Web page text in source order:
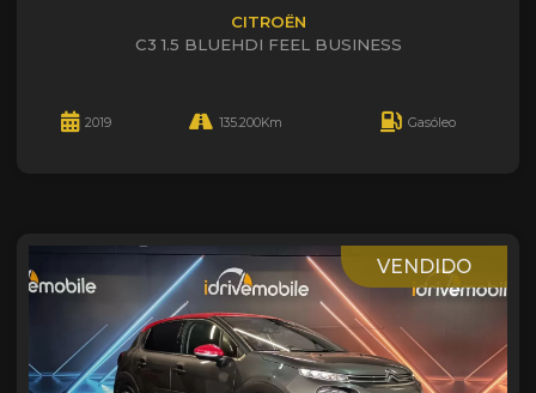
CITROËN
C3 1.5 BLUEHDI FEEL BUSINESS
2019 135.200Km Gasóleo
VENDIDO